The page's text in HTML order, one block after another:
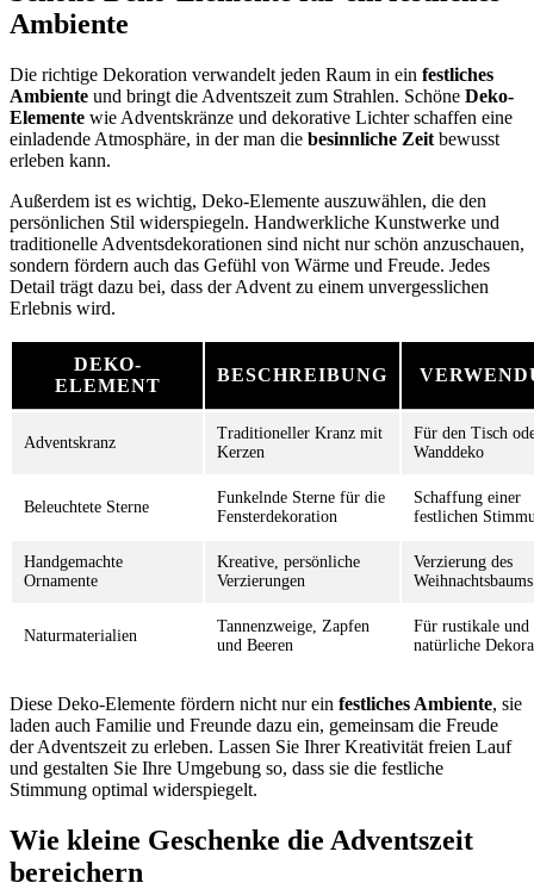
Ambiente
Die richtige Dekoration verwandelt jeden Raum in ein festliches
Ambiente und bringt die Adventszeit zum Strahlen. Schöne Deko-
Elemente wie Adventskränze und dekorative Lichter schaffen eine
einladende Atmosphäre, in der man die besinnliche Zeit bewusst
erleben kann.
Außerdem ist es wichtig, Deko-Elemente auszuwählen, die den
persönlichen Stil widerspiegeln. Handwerkliche Kunstwerke und
traditionelle Adventsdekorationen sind nicht nur schön anzuschauen,
sondern fördern auch das Gefühl von Wärme und Freude. Jedes
Detail trägt dazu bei, dass der Advent zu einem unvergesslichen
Erlebnis wird.
DEKO-
ELEMENT
BESCHREIBUNG
Adventskranz
Traditioneller Kranz mit
Kerzen
Für den Tisch
Wanddeko
Beleuchtete Sterne
Funkelnde Sterne für die
Fensterdekoration
Schaffung einer
festlichen
Handgemachte
Ornamente
Kreative, persönliche
Verzierungen
Verzierung des
Weihnachtsbaums
Naturmaterialien
Tannenzweige, Zapfen
und Beeren
Für rustikale und
natürliche
Diese Deko-Elemente fördern nicht nur ein festliches Ambiente, sie
laden auch Familie und Freunde dazu ein, gemeinsam die Freude
der Adventszeit zu erleben. Lassen Sie Ihrer Kreativität freien Lauf
und gestalten Sie Ihre Umgebung so, dass sie die festliche
Stimmung optimal widerspiegelt.
Wie kleine Geschenke die Adventszeit
bereichern